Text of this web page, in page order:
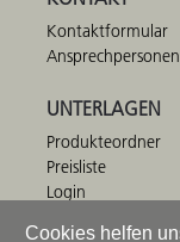
Kontaktformular
Ansprechpersonen
UNTERLAGEN
Produkteordner
Preisliste
Login